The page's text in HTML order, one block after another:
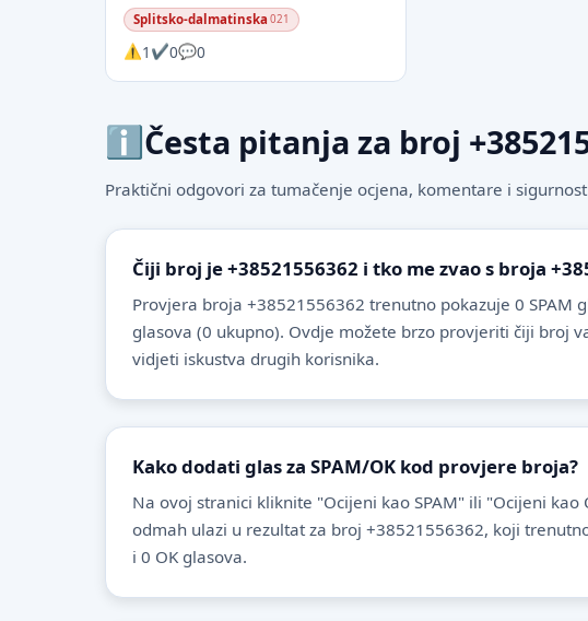
Splitsko-dalmatinska 021
1 0 0
Česta pitanja za broj
Praktični odgovori za tumačenje ocjena, komentare i
Čiji broj je +38521556362 i tko me zvao s broja
Provjera broja +38521556362 trenutno pokazuje 0 SPAM
glasova (0 ukupno). Ovdje možete brzo provjeriti čiji broj
vidjeti iskustva drugih korisnika.
Kako dodati glas za SPAM/OK kod provjere broja?
Na ovoj stranici kliknite "Ocijeni kao SPAM" ili "Ocijeni kao
odmah ulazi u rezultat za broj +38521556362, koji
i 0 OK glasova.